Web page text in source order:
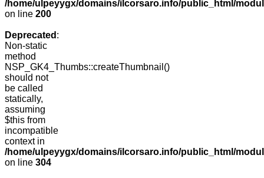
/home/ulpeyygx/domains/ilcorsaro.info/public_html/
on line 200
Deprecated :
Non-static
method
NSP_GK4_Thumbs::createThumbnail()
should not
be called
statically,
assuming
$this from
incompatible
context in
/home/ulpeyygx/domains/ilcorsaro.info/public_html/
on line 304